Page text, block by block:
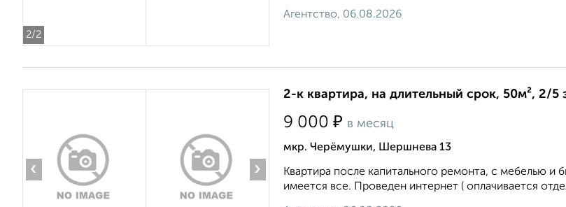
2/2
Агентство, 06.08.2026
‹ ›
2-к квартира, на длительный срок, 50м², 2/5
9 000 ₽ в месяц
мкр. Черёмушки, Шершнева 13
Квартира после капитального ремонта, с мебелью и
имеется все. Проведен интернет ( оплачивается